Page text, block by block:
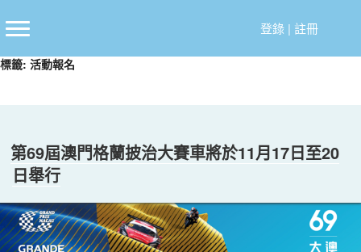
至
要
登錄| 註冊
標籤: 活動報名
第69屆澳門格蘭披治大賽車將於11月17日至20
日舉行